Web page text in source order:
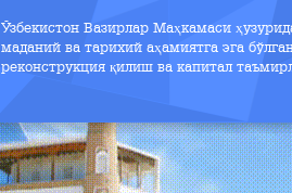
Ўзбекистон Вазирлар Маҳкамаси
маданий ва тарихий аҳамиятга эга
реконструкция қилиш ва капитал